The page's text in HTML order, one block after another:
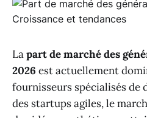
Lapart de marché des
2026 est actuellement
fournisseurs spécialisés de
des startups agiles, le